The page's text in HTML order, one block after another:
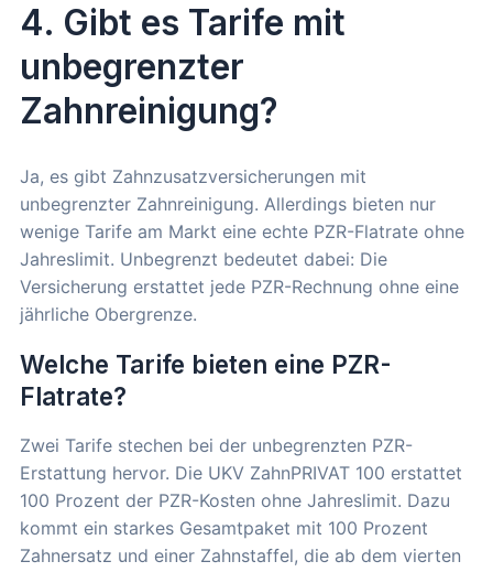
4. Gibt es Tarife mit
unbegrenzter
Zahnreinigung?
Ja, es gibt Zahnzusatzversicherungen mit
unbegrenzter Zahnreinigung. Allerdings bieten nur
wenige Tarife am Markt eine echte PZR-Flatrate ohne
Jahreslimit. Unbegrenzt bedeutet dabei: Die
Versicherung erstattet jede PZR-Rechnung ohne eine
jährliche Obergrenze.
Welche Tarife bieten eine PZR-
Flatrate?
Zwei Tarife stechen bei der unbegrenzten PZR-
Erstattung hervor. Die UKV ZahnPRIVAT 100 erstattet
100 Prozent der PZR-Kosten ohne Jahreslimit. Dazu
kommt ein starkes Gesamtpaket mit 100 Prozent
Zahnersatz und einer Zahnstaffel, die ab dem vierten